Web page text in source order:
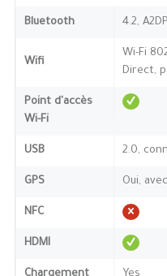
Bluetooth 4.2,
Wifi
Wi-Fi
Direct,
Point d'accès
Wi-Fi
USB 2.0,
GPS Oui,
NFC
HDMI